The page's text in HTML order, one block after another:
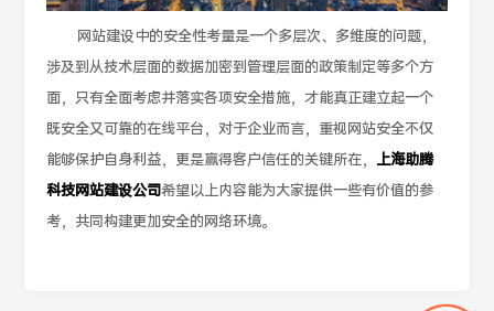
网站建设中的安全性考量是一个多层次、多维度的问题，
涉及到从技术层面的数据加密到管理层面的政策制定等多个方
面，只有全面考虑并落实各项安全措施，才能真正建立起一个
既安全又可靠的在线平台，对于企业而言，重视网站安全不仅
能够保护自身利益，更是赢得客户信任的关键所在， 上海助腾
科技网站建设公司希望以上内容能为大家提供一些有价值的参
考，共同构建更加安全的网络环境。